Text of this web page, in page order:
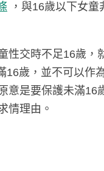
，與16歲以下女
性交時不足16歲，
16歲，並不可以作
意是要保護未滿16
情理由。